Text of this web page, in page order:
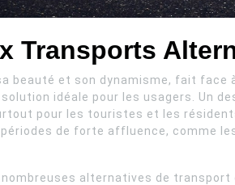
Transports
beauté et son dynamisme, fait
idéale pour les usagers. Un
pour les touristes et les
de forte affluence, comme
alternatives de